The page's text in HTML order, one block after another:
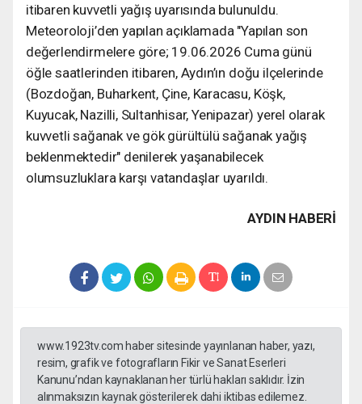
itibaren kuvvetli yağış uyarısında bulunuldu.
Meteoroloji’den yapılan açıklamada "Yapılan son
değerlendirmelere göre; 19.06.2026 Cuma günü
öğle saatlerinden itibaren, Aydın’ın doğu ilçelerinde
(Bozdoğan, Buharkent, Çine, Karacasu, Köşk,
Kuyucak, Nazilli, Sultanhisar, Yenipazar) yerel olarak
kuvvetli sağanak ve gök gürültülü sağanak yağış
beklenmektedir" denilerek yaşanabilecek
olumsuzluklara karşı vatandaşlar uyarıldı.
AYDIN HABERİ
www.1923tv.com haber sitesinde yayınlanan haber, yazı,
resim, grafik ve fotografların Fikir ve Sanat Eserleri
Kanunu’ndan kaynaklanan her türlü hakları saklıdır. İzin
alınmaksızın kaynak gösterilerek dahi iktibas edilemez.